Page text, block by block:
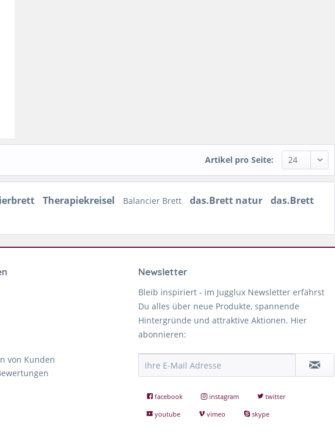
Artikel pro Seite:
Therapiekreisel Balancier Brett das.Brett natur
das.Brett
von Kunden
Newsletter
Bleib inspiriert - im Jugglux Newsletter erfährst
Du alles über neue Produkte, spannende
Hintergründe und attraktive Aktionen. Hier
abonnieren:
facebook instagram
twitter
youtube
vimeo skype